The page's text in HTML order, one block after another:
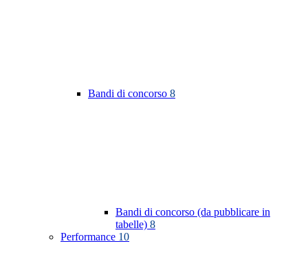
Bandi di concorso 8
Bandi di concorso (da pubblicare in
tabelle) 8
Performance 10